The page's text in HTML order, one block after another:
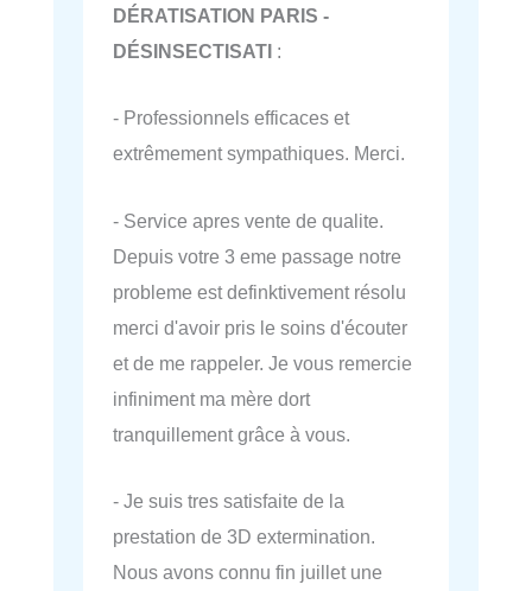
DÉRATISATION PARIS -
DÉSINSECTISATI :
- Professionnels efficaces et
extrêmement sympathiques. Merci.
- Service apres vente de qualite.
Depuis votre 3 eme passage notre
probleme est definktivement résolu
merci d'avoir pris le soins d'écouter
et de me rappeler. Je vous remercie
infiniment ma mère dort
tranquillement grâce à vous.
- Je suis tres satisfaite de la
prestation de 3D extermination.
Nous avons connu fin juillet une